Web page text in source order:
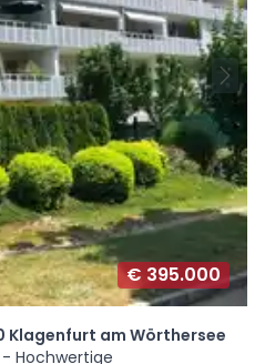
€ 395.000
Klagenfurt am Wörthersee
Hochwertige